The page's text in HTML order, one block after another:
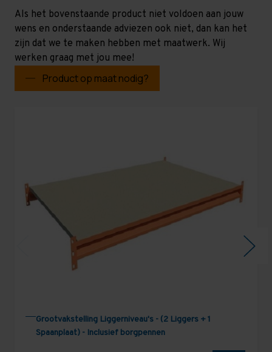
Als het bovenstaande product niet voldoen aan jouw
wens en onderstaande adviezen ook niet, dan kan het
zijn dat we te maken hebben met maatwerk. Wij
werken graag met jou mee!
Product op maat nodig?
Grootvakstelling Liggerniveau's - (2 Liggers + 1
Spaanplaat) - Inclusief borgpennen